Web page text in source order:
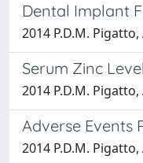
Dental Implant
2014 P.D.M.
Serum Zinc
2014 P.D.M.
Adverse Events
2014 P.D.M.